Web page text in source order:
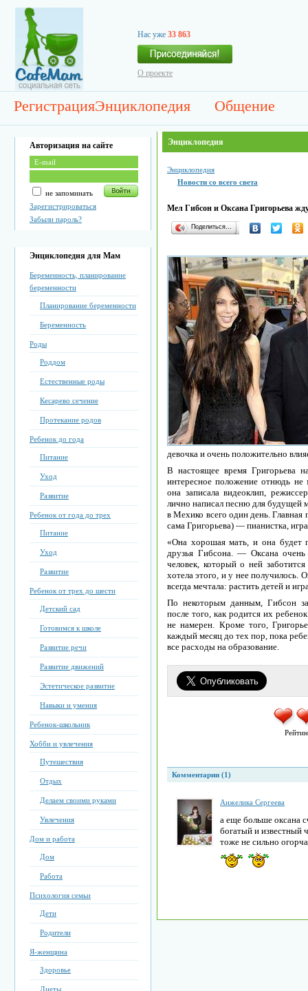
Нас уже 33 863
О проекте
РегистрацияЭнциклопедия Общение
Авторизация на сайте
не запоминать
Зарегистрироваться
Забыли пароль?
Энциклопедия для Мам
Беременность, планирование
беременности
Планирование беременности
Беременность
Роды
Роддом
Естественные роды
Кесарево сечение
Протекание родов
Ребенок до года
Питание
Уход
Развитие
Ребенок от года до трех
Питание
Уход
Развитие
Ребенок от трех до шести
Детский сад
Готовимся к школе
Развитие речи
Развитие движений
Эстетическое развитие
Навыки и умения
Ребенок-школьник
Хобби и увлечения
Путешествия
Отдых
Делаем своими руками
Увлечения
Дом и работа
Дом
Работа
Психология семьи
Дети
Родители
Я-женщина
Здоровье
Диеты
Энциклопедия
Энциклопедия
Новости со всего света
Мел Гибсон и Оксана Григорьева
Поделиться…
девочка и очень положительно
В настоящее время Григорьева
интересное положение отнюдь
она записала видеоклип,
лично написал песню для будущей
в Мехико всего один день. Главная
сама Григорьева) — пианистка,
«Она хорошая мать, и она будет
друзья Гибсона. — Оксана
человек, который о ней
хотела этого, и у нее получилось.
всегда мечтала: растить детей и
По некоторым данным, Гибсон
после того, как родится их
не намерен. Кроме того,
каждый месяц до тех пор, пока
все расходы на образование.
Комментарии (1)
Анжелика Сергеева
а еще больше оксана
богатый и известный
тоже не сильно